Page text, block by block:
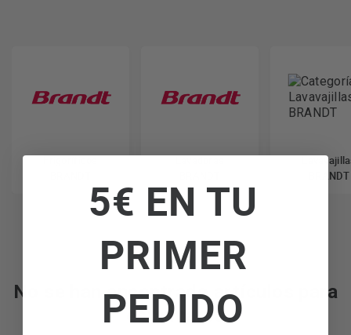
Frigoríficos
Lavadoras
BRANDT
No se han encontrado artículos para
esta marca
5€ EN TU
PRIMER
PEDIDO